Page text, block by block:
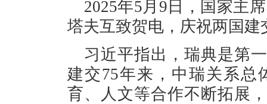
2025年5月9日，国家主
塔夫互致贺电，庆祝两国建
习近平指出，瑞典是第
建交75年来，中瑞关系总
育、人文等合作不断拓展